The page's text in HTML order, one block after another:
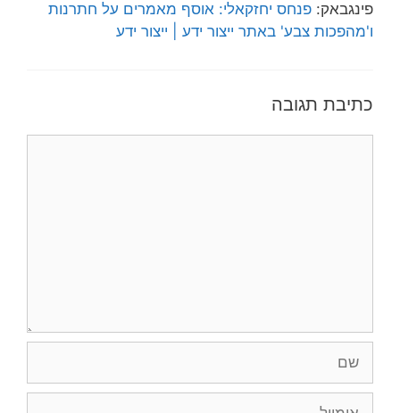
פינגבאק: פנחס יחזקאלי: אוסף מאמרים על חתרנות
ו'מהפכות צבע' באתר ייצור ידע | ייצור ידע
כתיבת תגובה